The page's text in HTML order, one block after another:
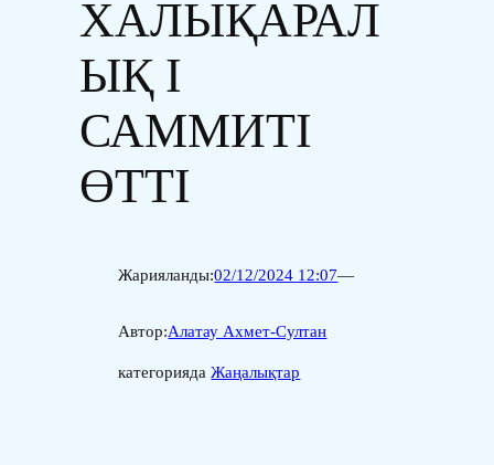
ХАЛЫҚАРАЛ
ЫҚ I
САММИТІ
ӨТТІ
Жарияланды:02/12/2024 12:07—
Автор:Алатау Ахмет-Султан
категориядаЖаңалықтар